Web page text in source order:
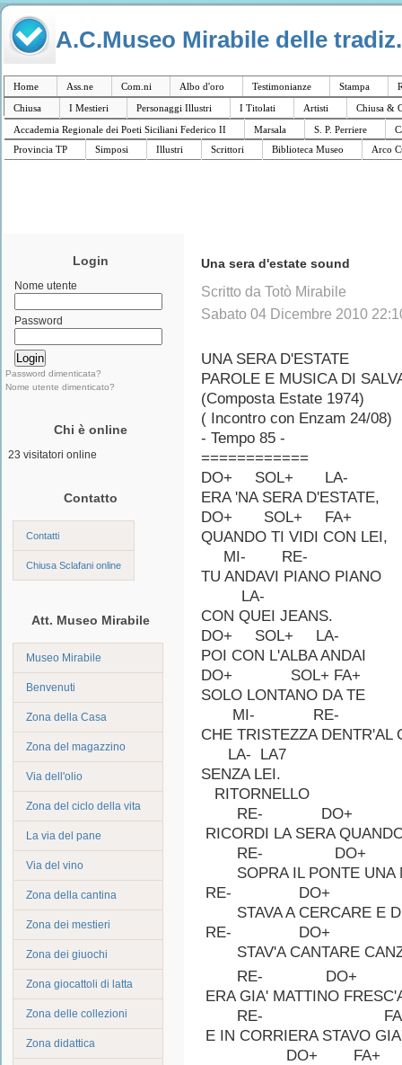
A.C.Museo Mirabile delle
Home Ass.ne Com.ni Albo d'oro Testimonianze Stampa
Chiusa
I Mestieri Personaggi Illustri I Titolati Artisti
Chiusa &
Accademia Regionale dei Poeti Siciliani Federico II
Marsala S. P. Perriere
Provincia TP
Simposi Illustri Scrittori Biblioteca Museo Arco
Login
Nome utente
Password
Password dimenticata?
Nome utente dimenticato?
Chi è online
23 visitatori online
Contatto
Contatti
Chiusa Sclafani online
Att. Museo Mirabile
Museo Mirabile
Benvenuti
Zona della Casa
Zona del magazzino
Via dell'olio
Zona del ciclo della vita
La via del pane
Via del vino
Zona della cantina
Zona dei mestieri
Zona dei giuochi
Zona giocattoli di latta
Zona delle collezioni
Zona didattica
Una sera d'estate sound
Scritto da Totò Mirabile
Sabato 04 Dicembre 2010
UNA SERA D'ESTATE
PAROLE E MUSICA DI
(Composta Estate 1974)
( Incontro con Enzam 24/08)
- Tempo 85 -
============
DO+ SOL+
ERA 'NA SERA D'ESTATE,
DO+ SOL+ FA+
QUANDO TI VIDI CON LEI,
MI- RE-
TU ANDAVI PIANO PIANO
LA-
CON QUEI JEANS.
DO+ SOL+ LA-
POI CON L'ALBA ANDAI
DO+ SOL+
SOLO LONTANO DA TE
MI-
CHE TRISTEZZA DENTR'AL
LA- LA7
SENZA LEI.
RITORNELLO
RE-
RICORDI LA SERA
RE- DO+
SOPRA IL PONTE UNA
RE- DO+
STAVA A CERCARE E
RE- DO+
STAV'A CANTARE
RE- DO+
ERA GIA' MATTINO
RE-
E IN CORRIERA STAVO
DO+ FA+